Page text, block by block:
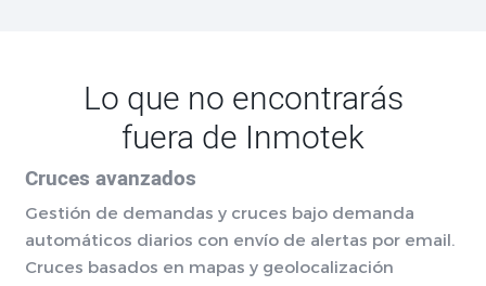
Lo que no encontrarás
fuera de Inmotek
Cruces avanzados
Gestión de demandas y cruces bajo demanda
automáticos diarios con envío de alertas por email.
Cruces basados en mapas y geolocalización